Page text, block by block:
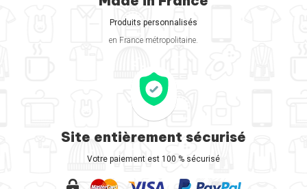
Produits personnalisés
en France métropolitaine.
Site entièrement sécurisé
Votre paiement est 100 % sécurisé